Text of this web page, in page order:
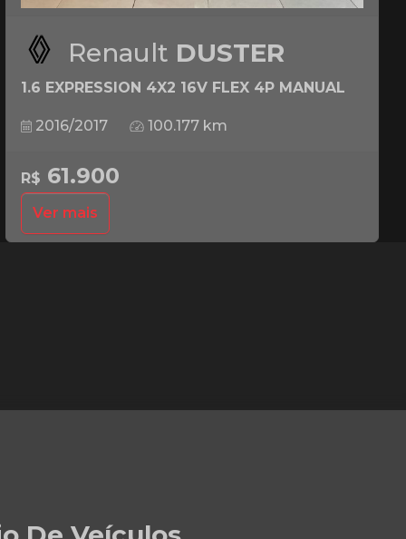
Renault DUSTER
1.6 EXPRESSION 4X2 16V FLEX 4P MANUAL
2016/2017 100.177 km
R$ 61.900
Ver mais